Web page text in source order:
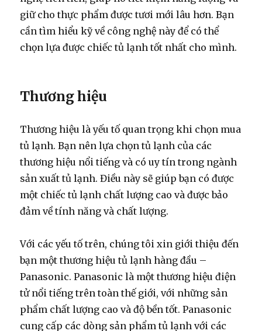
giữ cho thực phẩm được tươi mới lâu hơn. Bạn
cần tìm hiểu kỹ về công nghệ này để có thể
chọn lựa được chiếc tủ lạnh tốt nhất cho mình.
Thương hiệu
Thương hiệu là yếu tố quan trọng khi chọn mua
tủ lạnh. Bạn nên lựa chọn tủ lạnh của các
thương hiệu nổi tiếng và có uy tín trong ngành
sản xuất tủ lạnh. Điều này sẽ giúp bạn có được
một chiếc tủ lạnh chất lượng cao và được bảo
đảm về tính năng và chất lượng.
Với các yếu tố trên, chúng tôi xin giới thiệu đến
bạn một thương hiệu tủ lạnh hàng đầu –
Panasonic. Panasonic là một thương hiệu điện
tử nổi tiếng trên toàn thế giới, với những sản
phẩm chất lượng cao và độ bền tốt. Panasonic
cung cấp các dòng sản phẩm tủ lạnh với các